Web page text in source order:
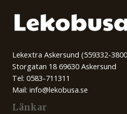
Lekextra Askersund (559332-
Storgatan 18 69630 Askersund
Tel: 0583-711311
Mail: info@lekobusa.se
Länkar